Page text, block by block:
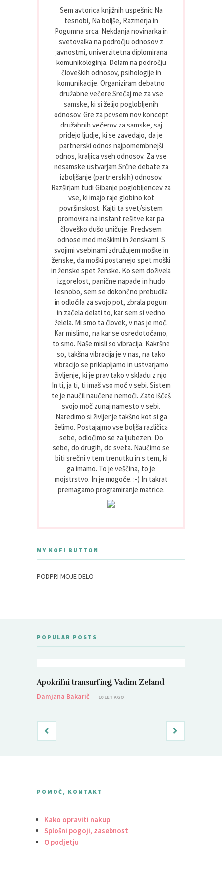
Sem avtorica knjižnih uspešnic Na
tesnobi, Na boljše, Razmerja in
Pogumna srca. Nekdanja novinarka in
svetovalka na področju odnosov z
javnostmi, univerzitetna diplomirana
komunikologinja. Delam na področju
človeških odnosov, psihologije in
komunikacije. Organiziram debatno
družabne večere Srečaj me za vse
samske, ki si želijo poglobljenih
odnosov. Gre za povsem nov koncept
družabnih večerov za samske, saj
pridejo ljudje, ki se zavedajo, da je
partnerski odnos najpomembnejši
odnos, kraljica vseh odnosov. Za vse
nesamske ustvarjam Srčne debate za
izboljšanje (partnerskih) odnosov.
Razširjam tudi Gibanje poglobljencev za
vse, ki imajo raje globino kot
površinskost. Kajti ta svet/sistem
promovira na instant rešitve kar pa
človeško dušo uničuje. Predvsem
odnose med moškimi in ženskami. S
svojimi vsebinami združujem moške in
ženske, da moški postanejo spet moški
in ženske spet ženske. Ko sem doživela
izgorelost, panične napade in hudo
tesnobo, sem se dokončno prebudila
in odločila za svojo pot, zbrala pogum
in začela delati to, kar sem si vedno
želela. Mi smo ta človek, v nas je moč.
Kar mislimo, na kar se osredotočamo,
to smo. Naše misli so vibracija. Kakršne
so, takšna vibracija je v nas, na tako
vibracijo se priklapljamo in ustvarjamo
življenje, ki je prav tako v skladu z njo.
In ti, ja ti, ti imaš vso moč v sebi. Sistem
te je naučil naučene nemoči. Zato iščeš
svojo moč zunaj namesto v sebi.
Naredimo si življenje takšno kot si ga
želimo. Postajajmo vse boljša različica
sebe, odločimo se za ljubezen. Do
sebe, do drugih, do sveta. Naučimo se
biti srečni v tem trenutku in s tem, ki
ga imamo. To je veščina, to je
mojstrstvo. In je mogoče. :-) In takrat
premagamo programiranje matrice.
MY KOFI BUTTON
PODPRI MOJE DELO
POPULAR POSTS
Apokrifni transurfing, Vadim Zeland
Damjana Bakarič
10 LET AGO
POMOČ, KONTAKT
Kako opraviti nakup
Splošni pogoji, zasebnost
O podjetju